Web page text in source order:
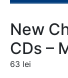
New
CDs –
63 lei